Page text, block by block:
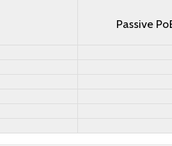
Passive